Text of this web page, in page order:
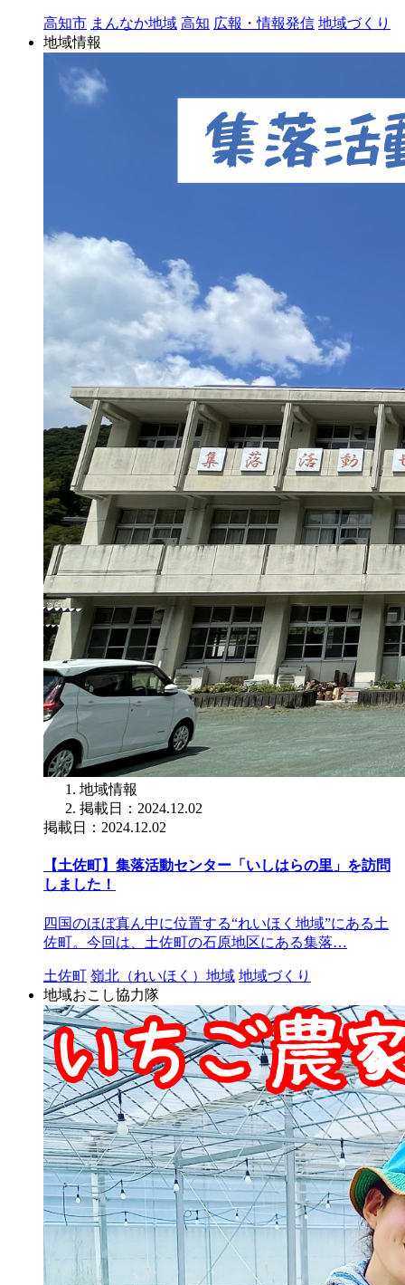
高知市 まんなか地域 高知 広報・情報発信 地域づくり
地域情報
地域情報
掲載日：2024.12.02
掲載日：2024.12.02
【土佐町】集落活動センター「いしはらの里」を訪問
しました！
四国のほぼ真ん中に位置する“れいほく地域”にある土
佐町。今回は、土佐町の石原地区にある集落…
土佐町 嶺北（れいほく）地域 地域づくり
地域おこし協力隊